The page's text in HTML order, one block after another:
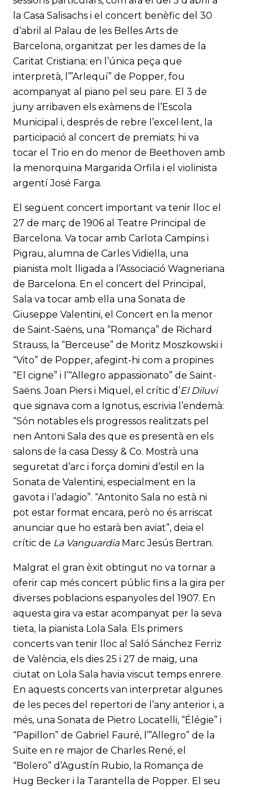
la Casa Salisachs i el concert benèfic del 30
d’abril al Palau de les Belles Arts de
Barcelona, organitzat per les dames de la
Caritat Cristiana; en l’única peça que
interpretà, l’”Arlequí” de Popper, fou
acompanyat al piano pel seu pare. El 3 de
juny arribaven els exàmens de l’Escola
Municipal i, després de rebre l’excel·lent, la
participació al concert de premiats; hi va
tocar el Trio en do menor de Beethoven amb
la menorquina Margarida Orfila i el violinista
argentí José Farga.
El següent concert important va tenir lloc el
27 de març de 1906 al Teatre Principal de
Barcelona. Va tocar amb Carlota Campins i
Pigrau, alumna de Carles Vidiella, una
pianista molt lligada a l’Associació Wagneriana
de Barcelona. En el concert del Principal,
Sala va tocar amb ella una Sonata de
Giuseppe Valentini, el Concert en la menor
de Saint-Saëns, una “Romança” de Richard
Strauss, la “Berceuse” de Moritz Moszkowski i
“Vito” de Popper, afegint-hi com a propines
“El cigne” i l’“Allegro appassionato” de Saint-
Saëns. Joan Piers i Miquel, el crític d’El Diluvi
que signava com a Ignotus, escrivia l’endemà:
“Són notables els progressos realitzats pel
nen Antoni Sala des que es presentà en els
salons de la casa Dessy & Co. Mostrà una
seguretat d’arc i força domini d’estil en la
Sonata de Valentini, especialment en la
gavota i l’adagio”. “Antonito Sala no està ni
pot estar format encara, però no és arriscat
anunciar que ho estarà ben aviat”, deia el
crític de La VanguardiaMarc Jesús Bertran.
Malgrat el gran èxit obtingut no va tornar a
oferir cap més concert públic fins a la gira per
diverses poblacions espanyoles del 1907. En
aquesta gira va estar acompanyat per la seva
tieta, la pianista Lola Sala. Els primers
concerts van tenir lloc al Saló Sánchez Ferriz
de València, els dies 25 i 27 de maig, una
ciutat on Lola Sala havia viscut temps enrere.
En aquests concerts van interpretar algunes
de les peces del repertori de l’any anterior i, a
més, una Sonata de Pietro Locatelli, “Élégie” i
“Papillon” de Gabriel Fauré, l’”Allegro” de la
Suite en re major de Charles René, el
“Bolero” d’Agustín Rubio, la Romança de
Hug Becker i la Tarantella de Popper. El seu